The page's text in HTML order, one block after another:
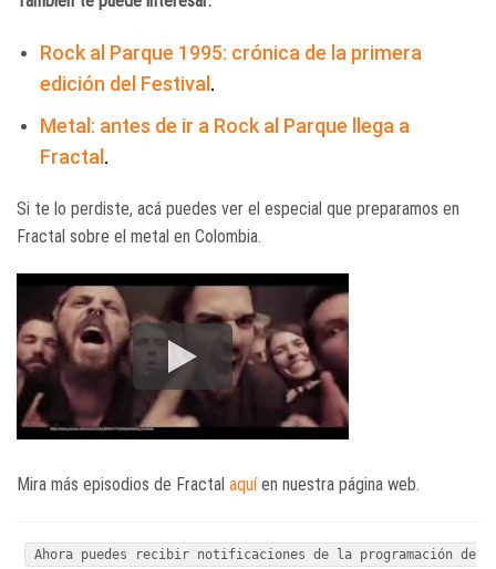
Rock al Parque 1995: crónica de la primera
edición del Festival .
Metal: antes de ir a Rock al Parque llega a
Fractal.
Si te lo perdiste, acá puedes ver el especial que preparamos en
Fractal sobre el metal en Colombia.
Mira más episodios de Fractal aquíen nuestra página web.
Ahora puedes recibir notificaciones de la programación de